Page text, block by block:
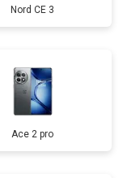
Nord CE 3
Ace 2 pro